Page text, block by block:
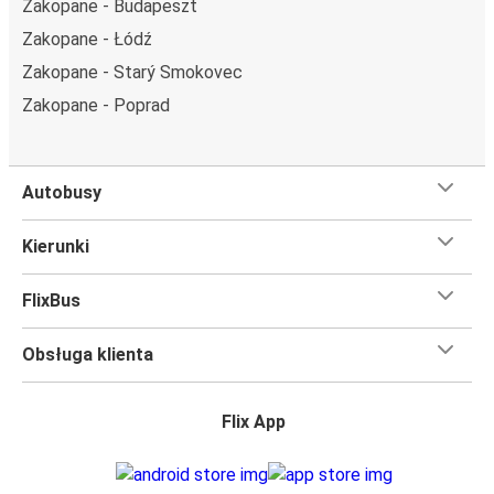
miejsce obok.
Wystarczy zarezerwować je online w naszej
FlixBusapodczas zakupu biletu, korzystając z jednej z
Zakopane - Budapeszt
Zakopane - Łódź
Zakopane - Starý Smokovec
Zakopane - Poprad
Autobusy
Kierunki
FlixBus
Obsługa klienta
Flix App